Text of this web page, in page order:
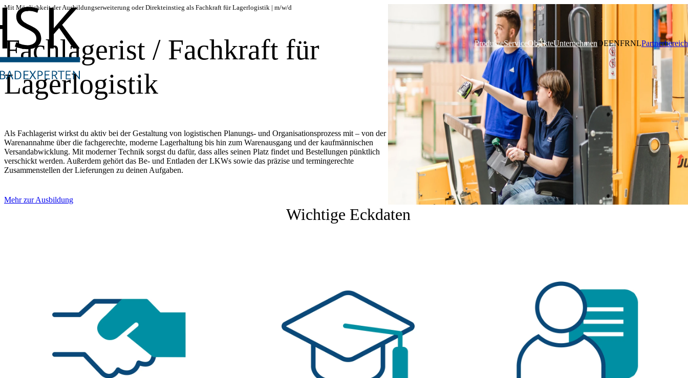
ProdukteServiceObjekteUnternehmenDEENFRNLPartnerbereich
Mit Möglichkeit der Ausbildungserweiterung oder Direkteinstieg als Fachkraft für Lagerlogistik | m/w/d
Fachlagerist / Fachkraft für
Lagerlogistik
Als Fachlagerist wirkst du aktiv bei der Gestaltung von logistischen Planungs- und Organisationsprozess mit – von der
Warenannahme über die fachgerechte, moderne Lagerhaltung bis hin zum Warenausgang und der kaufmännischen
Versandabwicklung. Mit moderner Technik sorgst du dafür, dass alles seinen Platz findet und Bestellungen pünktlich
verschickt werden. Außerdem gehört das Be- und Entladen der LKWs sowie das präzise und termingerechte
Zusammenstellen der Lieferungen zu deinen Aufgaben.
Mehr zur Ausbildung
Wichtige Eckdaten